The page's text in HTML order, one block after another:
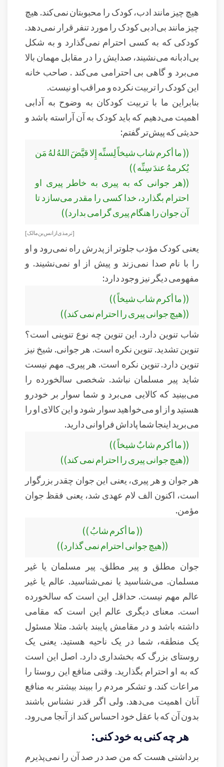
هیچ چیز مانند ادب، کودک را محبوبتان نمی‌کند. هیچ
چیز مانند بی‌ادبی کودک را مورد تنفر قرار نمی‌دهد.
کودکی که به کسی احترام نمی‌گذارد و به شکل
بی‌ادبانه می‌نشیند، صدایش را در مقابل مهمان بالا
می‌برد و گاهی بی احترامی می‌کند . صاحب خانه
این کودک را تربیت نکرده و مراقب او نیست.
بنابراین ما با تربیت کودکان به وضوح به آدابی
اهمیت می‌دهیم که باید کودک به آن آراسته باشد و
حدیثی که پیش‌تر گفتم:
(( ما أكرم شاب شيخاً لِسنِّه إِلا قيَّضَ اللهُ لهُ مَن
يُكرمهُ عندَ سِنِّه ))
((هر جوانى که به پیرى به خاطر پیرى او
احترام بگذارد، خدا کسى را مقدر می‌سازد تا
آن جوان را هنگام پیرى گرامى بدارد))
[ترمذی از انس بن مالک ]
یعنی کودک مؤدب جلوتر از پدرش راه نمی‌رود و او
را با نام صدا نمی‌زند و پیش از او نمی‌نشیند. و
مفهومی دیگر نیز وجود دارد:
(( ما أكرم شاب شيخاً ))
((هیچ جوانى پیرى را احترام نمى کند))
شاب تنوین دارد. این تنوین چه نوع تنوینی است؟
تنوین تشدید. تنوین نکره است. هر جوانی. شیخ نیز
تنوین دارد. تنوین نکره است. هر پیری. مهم نیست
شاید پیر مسلمان نباشد. شخصی سالخورده را
می‌بینید که کالایی می‌برد و شما سوار بر خودرو
هستید و از او می‌خواهید سوار شود و این کالای او را
می‌برید اینجا شما پاداش فراوانی دارید.
(( ما أكرم شابٌ شيخاً ))
((هیچ جوانى پیرى را احترام نمى کند))
هر جوان و هر پیری، یعنی این جوان چقدر بزرگوار
است، اکنون الف لام عهدی شد، یعنی فقظ جوان
مؤمن.
(( ما أكرم شابُ ))
((هیچ جوانى احترام نمى گذارد))
جوان مطلق و پیر مطلق. پیر مسلمان یا غیر
مسلمان. می‌شناسید یا نمی‌شناسید. عالم یا غیر
عالم مهم نیست. حداقل این است که سالخورده
است. معنای دیگری عالم این است که مقامی
داشته باشد و در مقامش پایبند باشد. مثلا مسئول
یک منطقه، شما در یک ناحیه هستید. یعنی یک
روستای بزرگ که بخشداری دارد. اصل این است
که به او احترام بگذارید. وقتی منافع این روستا را
مراعات کند. و تشکر مردم را ببیند بیشتر به منافع
آنان اهمیت می‌دهد. ولی اگر قدر نشناس باشند
بدون آن که با عقل خود احساس کند از آنجا می‌رود.
هر چه کنی به خود کنی:
برداشتی هست که من صد در صد آن را نمی‌پذیرم